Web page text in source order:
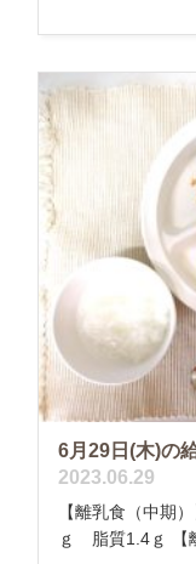
6月29日(木)の
2023.06.29
【離乳食（中期
ｇ 脂質1.4ｇ 【